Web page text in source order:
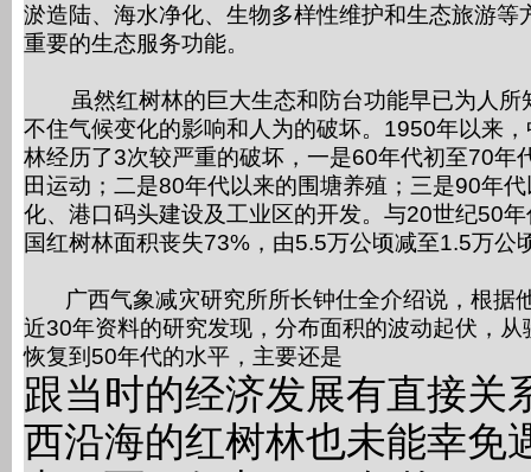
淤造陆、海水净化、生物多样性维护和生态旅游等
重要的生态服务功能。
虽然红树林的巨大生态和防台功能早已为人所
不住气候变化的影响和人为的破坏。1950年以来
林经历了3次较严重的破坏，一是60年代初至70年
田运动；二是80年代以来的围塘养殖；三是90年
化、港口码头建设及工业区的开发。与20世纪50
国红树林面积丧失73%，由5.5万公顷减至1.5万公
广西气象减灾研究所所长钟仕全介绍说，根据
近30年资料的研究发现，分布面积的波动起伏，从
恢复到50年代的水平，主要还是
跟当时的经济发展有直接关
西沿海的红树林也未能幸免